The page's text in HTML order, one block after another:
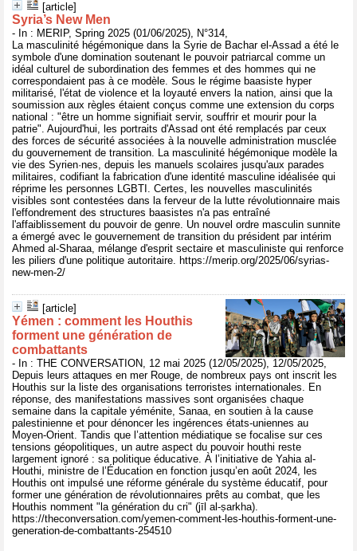
[article]
Syria’s New Men
- In : MERIP, Spring 2025 (01/06/2025), N°314,
La masculinité hégémonique dans la Syrie de Bachar el-Assad a été le
symbole d'une domination soutenant le pouvoir patriarcal comme un
idéal culturel de subordination des femmes et des hommes qui ne
correspondaient pas à ce modèle. Sous le régime baasiste hyper
militarisé, l'état de violence et la loyauté envers la nation, ainsi que la
soumission aux règles étaient conçus comme une extension du corps
national : "être un homme signifiait servir, souffrir et mourir pour la
patrie". Aujourd'hui, les portraits d'Assad ont été remplacés par ceux
des forces de sécurité associées à la nouvelle administration musclée
du gouvernement de transition. La masculinité hégémonique modèle la
vie des Syrien·nes, depuis les manuels scolaires jusqu'aux parades
militaires, codifiant la fabrication d'une identité masculine idéalisée qui
réprime les personnes LGBTI. Certes, les nouvelles masculinités
visibles sont contestées dans la ferveur de la lutte révolutionnaire mais
l'effondrement des structures baasistes n'a pas entraîné
l'affaiblissement du pouvoir de genre. Un nouvel ordre masculin sunnite
a émergé avec le gouvernement de transition du président par intérim
Ahmed al-Sharaa, mélange d'esprit sectaire et masculiniste qui renforce
les piliers d'une politique autoritaire. https://merip.org/2025/06/syrias-
new-men-2/
[article]
Yémen : comment les Houthis
forment une génération de
combattants
- In : THE CONVERSATION, 12 mai 2025 (12/05/2025), 12/05/2025,
Depuis leurs attaques en mer Rouge, de nombreux pays ont inscrit les
Houthis sur la liste des organisations terroristes internationales. En
réponse, des manifestations massives sont organisées chaque
semaine dans la capitale yéménite, Sanaa, en soutien à la cause
palestinienne et pour dénoncer les ingérences états-uniennes au
Moyen-Orient. Tandis que l’attention médiatique se focalise sur ces
tensions géopolitiques, un autre aspect du pouvoir houthi reste
largement ignoré : sa politique éducative. À l’initiative de Yahia al-
Houthi, ministre de l’Éducation en fonction jusqu’en août 2024, les
Houthis ont impulsé une réforme générale du système éducatif, pour
former une génération de révolutionnaires prêts au combat, que les
Houthis nomment "la génération du cri" (jīl al-ṣarkha).
https://theconversation.com/yemen-comment-les-houthis-forment-une-
generation-de-combattants-254510